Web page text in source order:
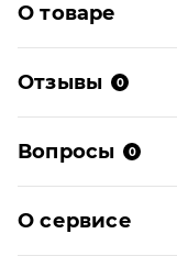
О товаре
Отзывы 0
Вопросы 0
О сервисе